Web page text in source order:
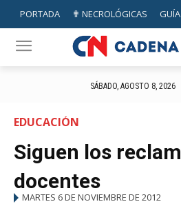
PORTADA ✟ NECROLÓGICAS GUÍA
SÁBADO, AGOSTO 8, 2026
EDUCACIÓN
Siguen los
docentes
MARTES 6 DE NOVIEMBRE DE 2012